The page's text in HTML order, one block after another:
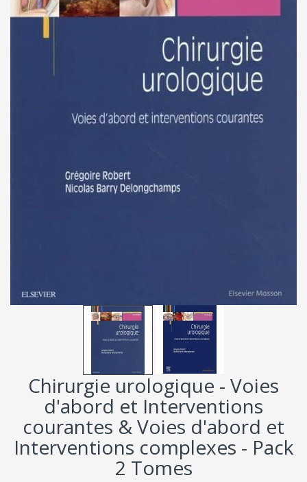
Chirurgie urologique - Voies
d'abord et Interventions
courantes & Voies d'abord et
Interventions complexes - Pack
2 Tomes